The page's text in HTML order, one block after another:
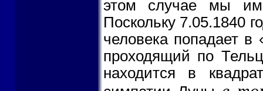
этом случае мы
Поскольку 7.05.1840
человека попадает в
проходящий по
находится в